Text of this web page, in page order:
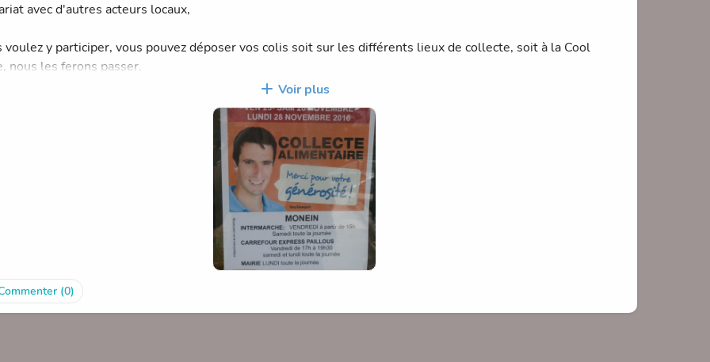
avec d'autres acteurs locaux,
voulez y participer, vous pouvez déposer vos colis soit sur les différents lieux de collecte, soit à la Cool
nous les ferons passer.
Voir plus
(0)